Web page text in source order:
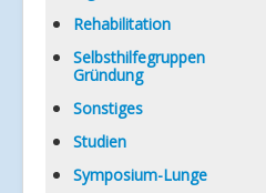
Rehabilitation
Selbsthilfegruppen
Gründung
Sonstiges
Studien
Symposium-Lunge